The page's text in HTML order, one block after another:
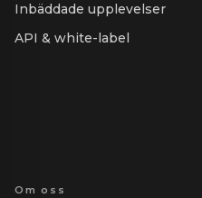
Inbäddade upplevelser
API & white-label
Om oss